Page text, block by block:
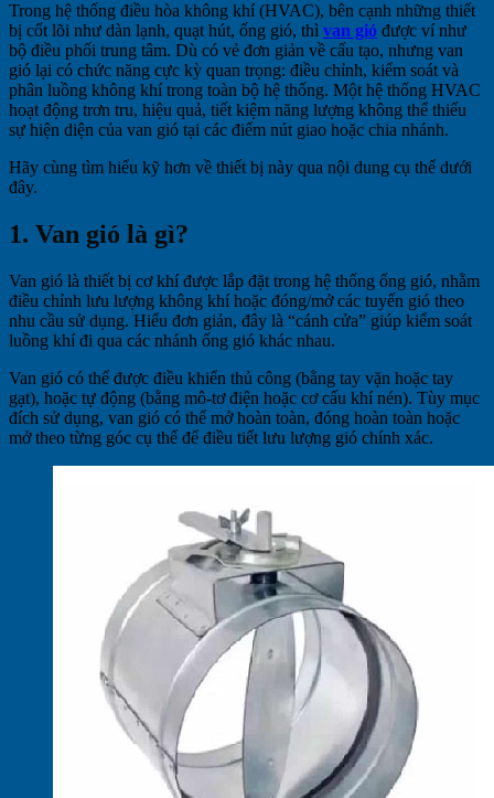
Trong hệ thống điều hòa không khí (HVAC), bên cạnh những thiết
bị cốt lõi như dàn lạnh, quạt hút, ống gió, thì van gió được ví như
bộ điều phối trung tâm. Dù có vẻ đơn giản về cấu tạo, nhưng van
gió lại có chức năng cực kỳ quan trọng: điều chỉnh, kiểm soát và
phân luồng không khí trong toàn bộ hệ thống. Một hệ thống HVAC
hoạt động trơn tru, hiệu quả, tiết kiệm năng lượng không thể thiếu
sự hiện diện của van gió tại các điểm nút giao hoặc chia nhánh.
Hãy cùng tìm hiểu kỹ hơn về thiết bị này qua nội dung cụ thể dưới
đây.
1. Van gió là gì?
Van gió là thiết bị cơ khí được lắp đặt trong hệ thống ống gió, nhằm
điều chỉnh lưu lượng không khí hoặc đóng/mở các tuyến gió theo
nhu cầu sử dụng. Hiểu đơn giản, đây là “cánh cửa” giúp kiểm soát
luồng khí đi qua các nhánh ống gió khác nhau.
Van gió có thể được điều khiển thủ công (bằng tay vặn hoặc tay
gạt), hoặc tự động (bằng mô-tơ điện hoặc cơ cấu khí nén). Tùy mục
đích sử dụng, van gió có thể mở hoàn toàn, đóng hoàn toàn hoặc
mở theo từng góc cụ thể để điều tiết lưu lượng gió chính xác.